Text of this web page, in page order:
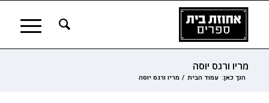
מריו ורגס יוסה
הנך כאן: עמוד הבית / מריו ורגס יוסה